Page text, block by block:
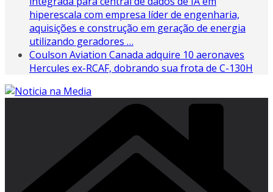
hiperescala com empresa líder de engenharia,
aquisições e construção em geração de energia
utilizando geradores …
Coulson Aviation Canada adquire 10 aeronaves
Hercules ex-RCAF, dobrando sua frota de C-130H